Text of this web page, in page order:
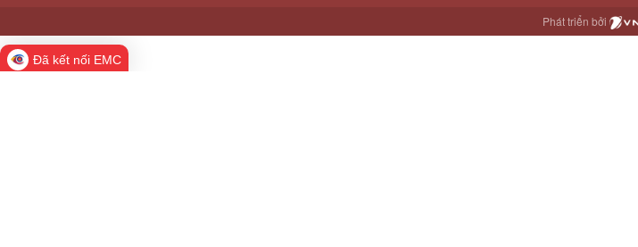
Phát triển bởi
Đã kết nối EMC